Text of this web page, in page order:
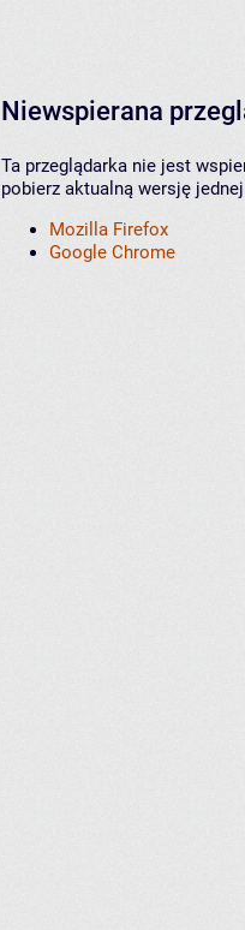
Niewspierana
Ta przeglądarka nie jest
pobierz aktualną wersję
Mozilla Firefox
Google Chrome